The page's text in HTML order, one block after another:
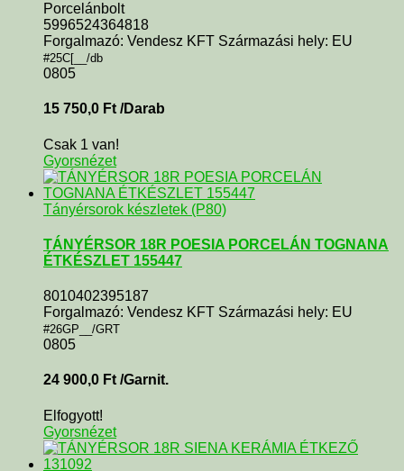
Porcelánbolt
5996524364818
Forgalmazó: Vendesz KFT Származási hely: EU
#25C[__/db
0805
15 750,0 Ft /Darab
Csak 1 van!
Gyorsnézet
Tányérsorok készletek (P80)
TÁNYÉRSOR 18R POESIA PORCELÁN TOGNANA
ÉTKÉSZLET 155447
8010402395187
Forgalmazó: Vendesz KFT Származási hely: EU
#26GP__/GRT
0805
24 900,0 Ft /Garnit.
Elfogyott!
Gyorsnézet